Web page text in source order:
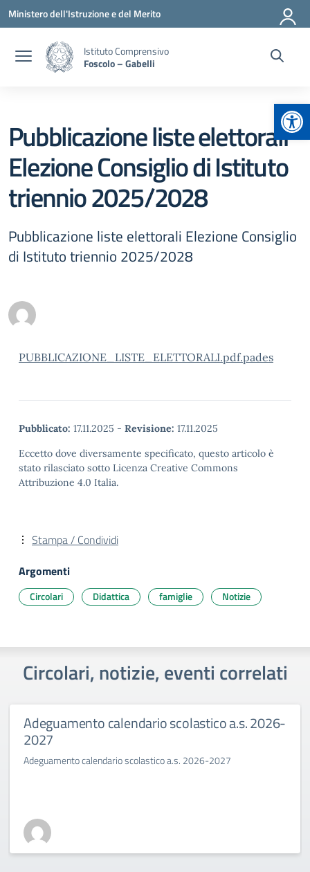
Vai ai contenuti
Vai al menu di navigazione
Vai al footer
Ministero dell'Istruzione e del Merito
Istituto Comprensivo
Foscolo – Gabelli
Pubblicazione liste elettorali
Elezione Consiglio di Istituto
triennio 2025/2028
Pubblicazione liste elettorali Elezione Consiglio
di Istituto triennio 2025/2028
PUBBLICAZIONE_LISTE_ELETTORALI.pdf.pades
Pubblicato: 17.11.2025 - Revisione: 17.11.2025
Eccetto dove diversamente specificato, questo articolo è
stato rilasciato sotto Licenza Creative Commons
Attribuzione 4.0 Italia.
Stampa / Condividi
Argomenti
Circolari Didattica famiglie Notizie
Circolari, notizie, eventi correlati
Adeguamento calendario scolastico a.s. 2026-
2027
Adeguamento calendario scolastico a.s. 2026-2027